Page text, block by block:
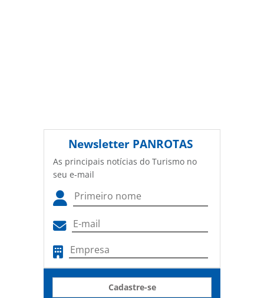
Newsletter PANROTAS
As principais notícias do Turismo no
seu e-mail
Cadastre-se